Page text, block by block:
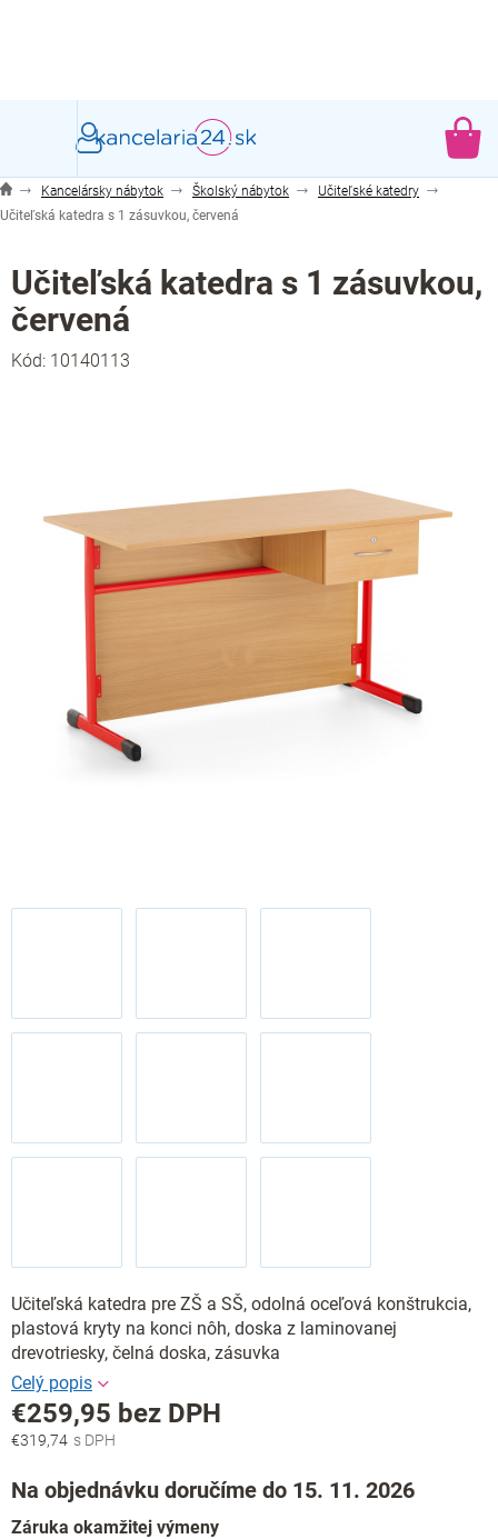
Kancelársky nábytok Školský nábytok
Učiteľské katedry
Učiteľská katedra s 1 zásuvkou, červená
Učiteľská katedra s 1 zásuvkou,
červená
Kód: 10140113
Učiteľská katedra pre ZŠ a SŠ, odolná oceľová konštrukcia,
plastová kryty na konci nôh, doska z laminovanej
drevotriesky, čelná doska, zásuvka
€319,74
€259,95 bez DPH
Jednotková
Na objednávku doručíme do 15. 11. 2026
Záruka okamžitej výmeny